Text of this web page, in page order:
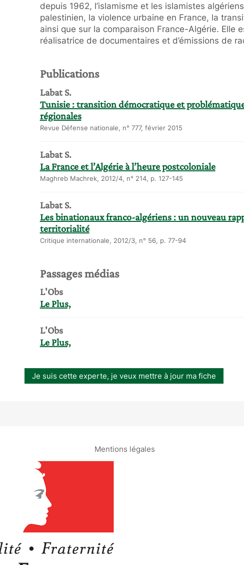
depuis 1962, l’islamisme et les islamistes
palestinien, la violence urbaine en France, la
ainsi que sur la comparaison France-Algérie. Elle
réalisatrice de documentaires et d’émissions de
Publications
Labat S.
Tunisie : transition démocratique et
régionales
Revue Défense nationale, n° 777, février 2015
Labat S.
La France et l’Algérie à l’heure postcoloniale
Maghreb Machrek, 2012/4, n° 214, p. 127-145
Labat S.
Les binationaux franco-algériens : un nouveau
territorialité
Critique internationale, 2012/3, n° 56, p. 77-94
Passages médias
L'Obs
Le Plus,
L'Obs
Le Plus,
Je suis cette experte, je veux mettre à jour ma fiche
Mentions légales